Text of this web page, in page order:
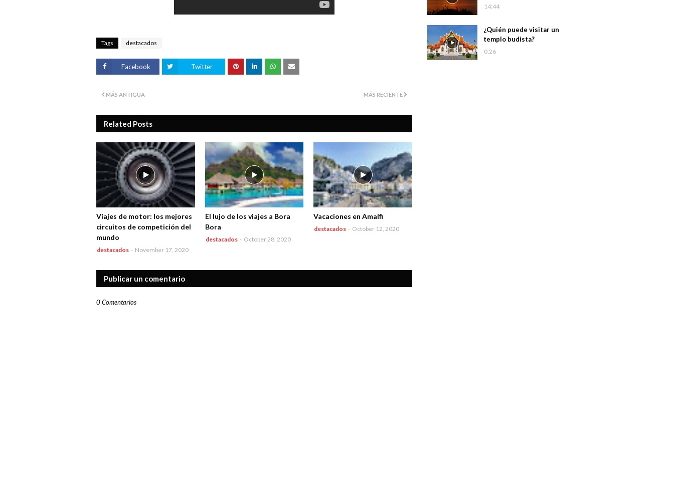
Tags destacados
Facebook Twitter
MÁS RECIENTE
MÁS ANTIGUA
Related Posts
Viajes de motor: los mejores
circuitos de competición del
mundo
destacados - November 17, 2020
El lujo de los viajes a Bora
Bora
destacados - October 28, 2020
Vacaciones en Amalfi
destacados - October 12, 2020
Publicar un comentario
0 Comentarios
14:44
¿Quién puede visitar un
templo budista?
0:26